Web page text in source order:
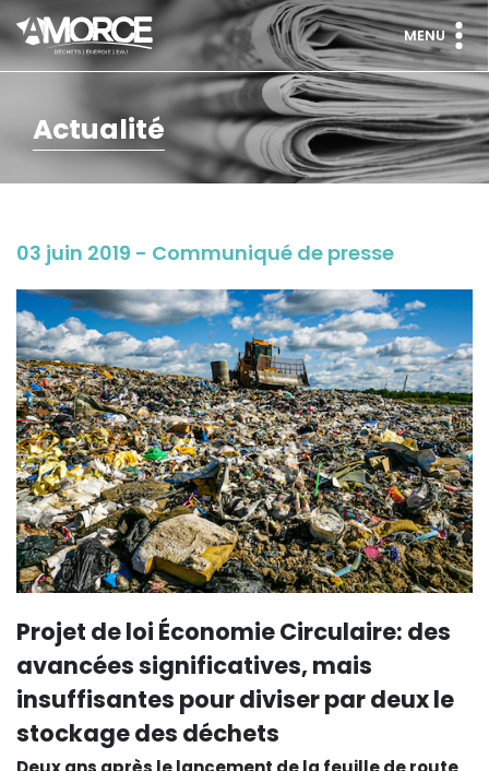
MENU
Actualité
03 juin 2019 - Communiqué de presse
Projet de loi Économie Circulaire: des
avancées significatives, mais
insuffisantes pour diviser par deux le
stockage des déchets